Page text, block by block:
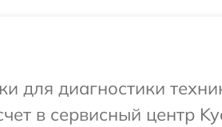
для диагностики
в сервисный центр